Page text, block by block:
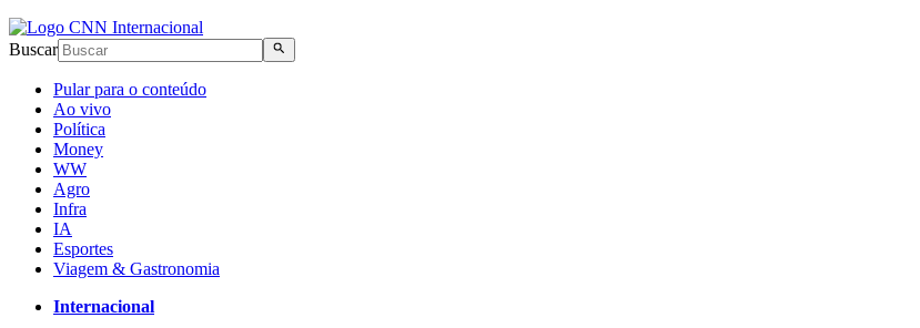
Buscar
Pular para o conteúdo
Ao vivo
Política
Money
WW
Agro
Infra
IA
Esportes
Viagem & Gastronomia
Internacional